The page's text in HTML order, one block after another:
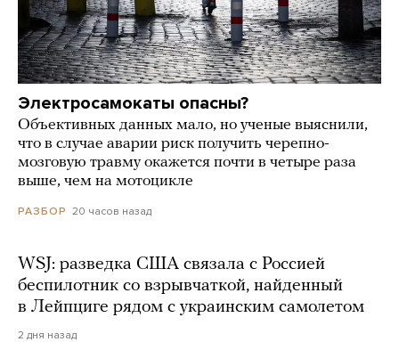
Электросамокаты опасны?
Объективных данных мало, но ученые выяснили,
что в случае аварии риск получить черепно-
мозговую травму окажется почти в четыре раза
выше, чем на мотоцикле
РАЗБОР 20 часов назад
WSJ: разведка США связала с Россией
беспилотник со взрывчаткой, найденный
в Лейпциге рядом с украинским самолетом
2 дня назад